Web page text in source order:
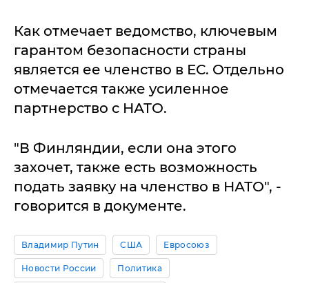
Как отмечает ведомство, ключевым
гарантом безопасности страны
является ее членство в ЕС. Отдельно
отмечается также усиленное
партнерство с НАТО.
"В Финляндии, если она этого
захочет, также есть возможность
подать заявку на членство в НАТО", -
говорится в документе.
Владимир Путин США Евросоюз
Новости России Политика